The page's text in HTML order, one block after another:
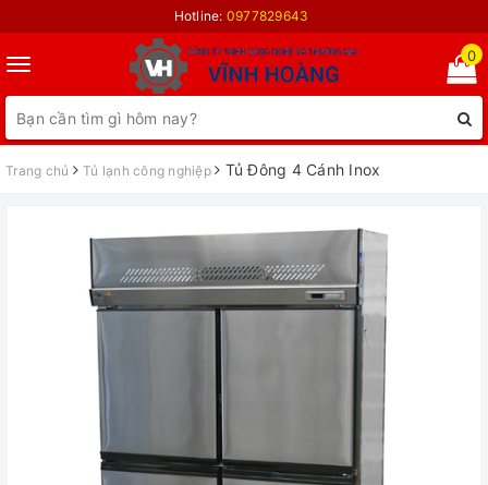
Hotline: 0977829643
Toggle
navigation
0
Trang chủ Tủ lạnh công nghiệp Tủ Đông 4 Cánh Inox